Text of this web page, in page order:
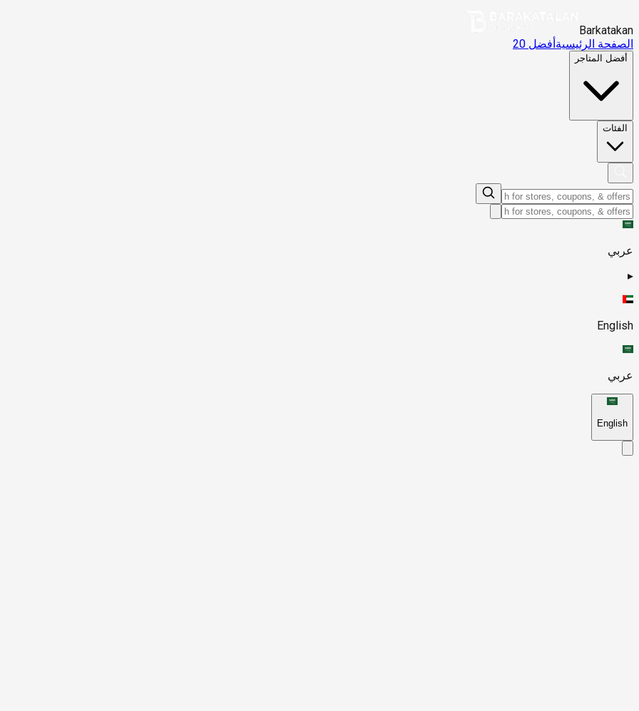
Barkatakan
الصفحة الرئيسيةأفضل 20
أفضل المتاجر
الفئات
عربي
▸
English
عربي
English